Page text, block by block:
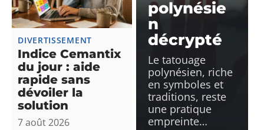
DIVERTISSEMENT
Indice Cemantix
du jour : aide
rapide sans
dévoiler la
solution
7 août 2026
polynésie
n
décrypté
Le tatouage
polynésien, riche
en symboles et
traditions, reste
une pratique
empreinte…